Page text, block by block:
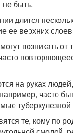
не быть.
длится
ее верхних
возникать
на руках
часто
те, кому по